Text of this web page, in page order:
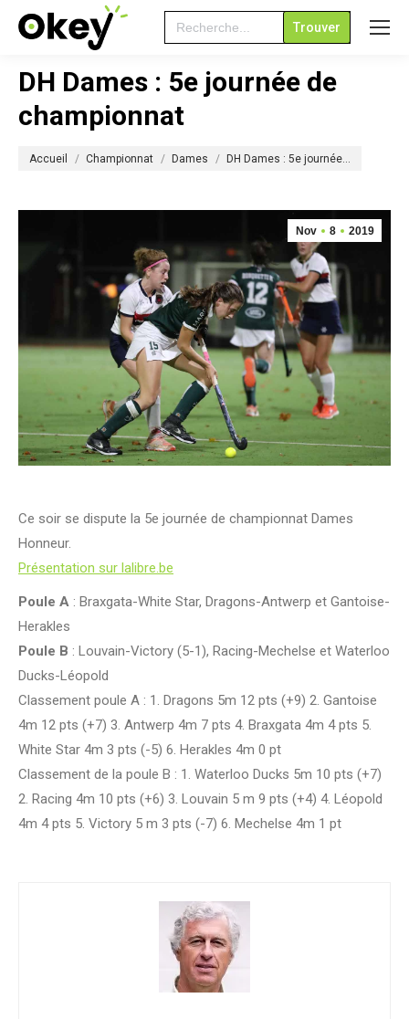
Search
for:
DH Dames : 5e journée de
championnat
Accueil Championnat Dames DH Dames : 5e journée…
Nov 8 2019
Ce soir se dispute la 5e journée de championnat Dames
Honneur.
Présentation sur lalibre.be
Poule A : Braxgata-White Star, Dragons-Antwerp et Gantoise-
Herakles
Poule B : Louvain-Victory (5-1), Racing-Mechelse et Waterloo
Ducks-Léopold
Classement poule A : 1. Dragons 5m 12 pts (+9) 2. Gantoise
4m 12 pts (+7) 3. Antwerp 4m 7 pts 4. Braxgata 4m 4 pts 5.
White Star 4m 3 pts (-5) 6. Herakles 4m 0 pt
Classement de la poule B : 1. Waterloo Ducks 5m 10 pts (+7)
2. Racing 4m 10 pts (+6) 3. Louvain 5 m 9 pts (+4) 4. Léopold
4m 4 pts 5. Victory 5 m 3 pts (-7) 6. Mechelse 4m 1 pt